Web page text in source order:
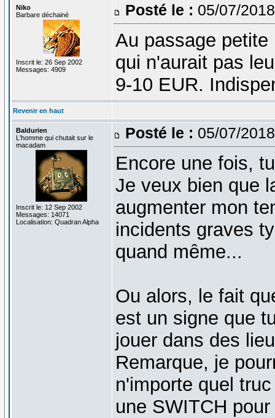
Niko
Barbare déchainé
Inscrit le: 26 Sep 2002
Messages: 4909
Posté le : 05/07/
Au passage
qui n'aurait pas
9-10 EUR.
Revenir en haut
Baldurien
L'homme qui chutait sur le
macadam
Inscrit le: 12 Sep 2002
Messages: 14071
Localisation: Quadran Alpha
Posté le : 05/07/
Encore une fois,
Je veux bien que
augmenter mon
incidents graves
quand même...
Ou alors, le fait
est un signe que
jouer dans des
Remarque, je
n'importe quel
une SWITCH